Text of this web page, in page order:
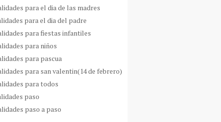
para el dia de las madres
para el dia del padre
para fiestas infantiles
para niños
para pascua
para san valentin(14 de febrero)
para todos
paso
paso a paso